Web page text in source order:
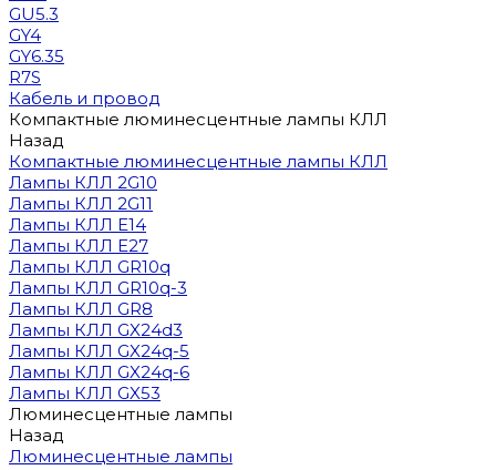
GU5.3
GY4
GY6.35
R7S
Кабель и провод
Компактные люминесцентные лампы КЛЛ
Назад
Компактные люминесцентные лампы КЛЛ
Лампы КЛЛ 2G10
Лампы КЛЛ 2G11
Лампы КЛЛ E14
Лампы КЛЛ E27
Лампы КЛЛ GR10q
Лампы КЛЛ GR10q-3
Лампы КЛЛ GR8
Лампы КЛЛ GX24d3
Лампы КЛЛ GX24q-5
Лампы КЛЛ GX24q-6
Лампы КЛЛ GX53
Люминесцентные лампы
Назад
Люминесцентные лампы